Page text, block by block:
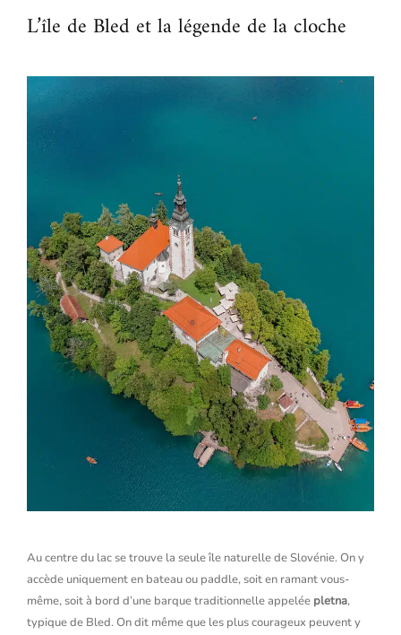
L’île de Bled et la légende de la cloche
Au centre du lac se trouve la seule île naturelle de Slovénie. On y
accède uniquement en bateau ou paddle, soit en ramant vous-
même, soit à bord d’une barque traditionnelle appelée pletna,
typique de Bled. On dit même que les plus courageux peuvent y